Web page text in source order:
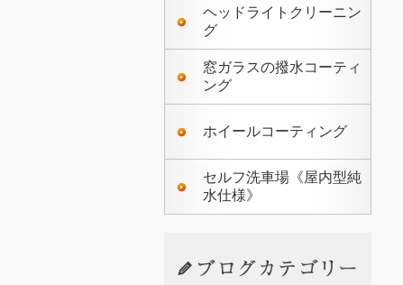
ヘッドライトクリーニン
グ
窓ガラスの撥水コーティ
ング
ホイールコーティング
セルフ洗車場《屋内型純
水仕様》